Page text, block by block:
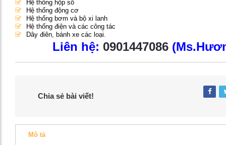
Hệ thống hộp số
Hệ thống động cơ
Hệ thống bơm và bộ xi lanh
Hệ thống điện và các công tác
Dây điên, bánh xe các loại.
Liên hệ: 0901447086
Chia sẻ bài viết!
Mô tả